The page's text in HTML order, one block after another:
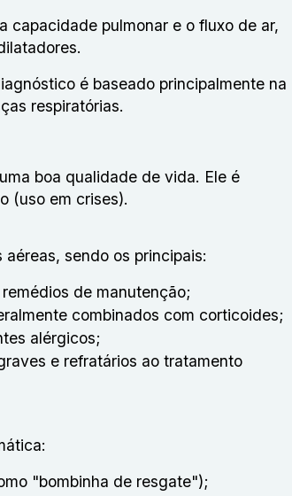
capacidade pulmonar e o fluxo de ar,
é baseado principalmente na
respiratórias.
boa qualidade de vida. Ele é
(uso em crises).
sendo os principais:
de manutenção;
combinados com corticoides;
alérgicos;
e refratários ao tratamento
"bombinha de resgate");